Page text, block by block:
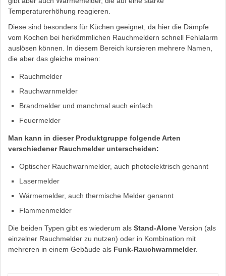
Temperaturerhöhung reagieren.
Diese sind besonders für Küchen geeignet, da hier die Dämpfe
vom Kochen bei herkömmlichen Rauchmeldern schnell Fehlalarm
auslösen können. In diesem Bereich kursieren mehrere Namen,
die aber das gleiche meinen:
Rauchmelder
Rauchwarnmelder
Brandmelder und manchmal auch einfach
Feuermelder
Man kann in dieser Produktgruppe folgende Arten
verschiedener Rauchmelder unterscheiden:
Optischer Rauchwarnmelder, auch photoelektrisch genannt
Lasermelder
Wärmemelder, auch thermische Melder genannt
Flammenmelder
Die beiden Typen gibt es wiederum als Stand-Alone Version (als
einzelner Rauchmelder zu nutzen) oder in Kombination mit
mehreren in einem Gebäude als Funk-Rauchwarnmelder.